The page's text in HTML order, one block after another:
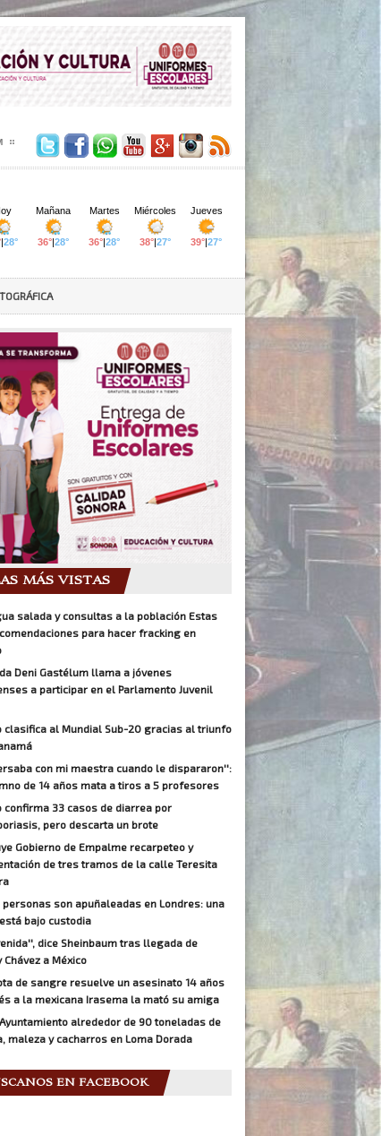
MÁS VISTAS
salada y consultas a la población Estas
para hacer fracking en
Deni Gastélum llama a jóvenes
a participar en el Parlamento Juvenil
clasifica al Mundial Sub-20 gracias al triunfo
con mi maestra cuando le dispararon'':
de 14 años mata a tiros a 5 profesores
confirma 33 casos de diarrea por
pero descarta un brote
Gobierno de Empalme recarpeteo y
de tres tramos de la calle Teresita
personas son apuñaleadas en Londres: una
bajo custodia
dice Sheinbaum tras llegada de
Chávez a México
de sangre resuelve un asesinato 14 años
a la mexicana Irasema la mató su amiga
alrededor de 90 toneladas de
maleza y cacharros en Loma Dorada
EN FACEBOOK